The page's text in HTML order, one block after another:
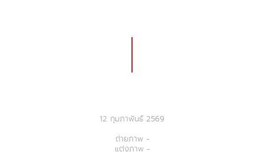
12 กุมภาพันธ์ 2569
ถ่ายภาพ -
แต่งภาพ -